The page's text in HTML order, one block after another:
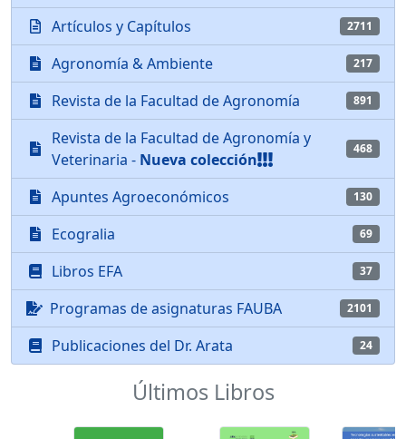
Artículos y Capítulos 2711
Agronomía & Ambiente 217
Revista de la Facultad de Agronomía 891
Revista de la Facultad de Agronomía y
Veterinaria - Nueva colección
468
Apuntes Agroeconómicos 130
Ecogralia 69
Libros EFA 37
Programas de asignaturas FAUBA 2101
Publicaciones del Dr. Arata 24
Últimos Libros